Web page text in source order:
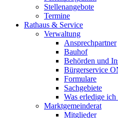
Stellenangebote
Termine
Rathaus & Service
Verwaltung
Ansprechpartner
Bauhof
Behörden und
Bürgerservice
Formulare
Sachgebiete
Was erledige
Marktgemeinderat
Mitglieder